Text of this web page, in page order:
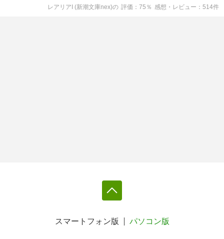
レアリアI (新潮文庫nex)の 評価 75 ％ 感想・レビュー 514件
スマートフォン版 パソコン版